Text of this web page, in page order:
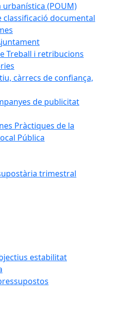
(POUM)
classificació documental
Treball i retribucions
càrrecs de confiança,
de publicitat
Pràctiques de la
Pública
trimestral
estabilitat